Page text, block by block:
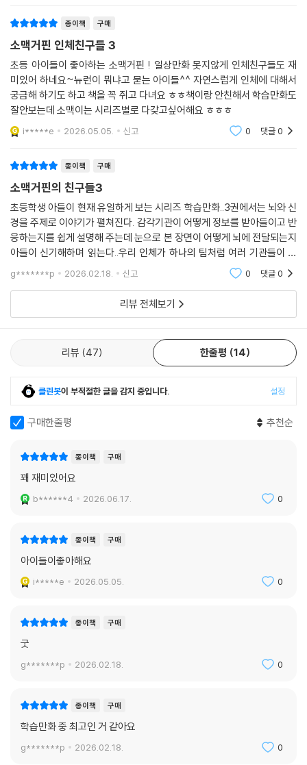
종이책 구매
소맥거핀 인체친구들 3
초등 아이들이 좋아하는 소맥거핀 ! 일상만화 못지않게 인체친구들도 재
미있어 하네요~뉴런이 뭐냐고 묻는 아이들^^ 자연스럽게 인체에 대해서
궁금해 하기도 하고 책을 꼭 쥐고 다녀요 ㅎㅎ책이랑 안친해서 학습만화도
잘안보는데 소맥이는 시리즈별로 다갖고싶어해요 ㅎㅎㅎ
i*****e 2026.05.05. 신고 0 댓글0
종이책 구매
소맥거핀의 친구들3
초등학생 아들이 현재 유일하게 보는 시리즈 학습만화..3권에서는 뇌와 신
경을 주제로 이야기가 펼쳐진다. 감각기관이 어떻게 정보를 받아들이고 반
응하는지를 쉽게 설명해 주는데 눈으로 본 장면이 어떻게 뇌에 전달되는지
아들이 신기해하며 읽는다..우리 인체가 하나의 팀처럼 여러 기관들이 서
로 협력하며 몸을 지켜나가는 모습을 아이들에게 자연스럽게 흥미롭게 습
득 가능하게 하는
g*******p 2026.02.18. 신고 0 댓글0
리뷰 전체보기
리뷰 47 한줄평 14
클린봇이 부적절한 글을 감지 중입니다. 설정
구매한줄평 추천순
종이책 구매
꽤 재미있어요
b******4 2026.06.17. 0
종이책 구매
아이들이좋아해요
i*****e 2026.05.05. 0
종이책 구매
굿
g*******p 2026.02.18. 0
종이책 구매
학습만화 중 최고인 거 같아요
g*******p 2026.02.18. 0